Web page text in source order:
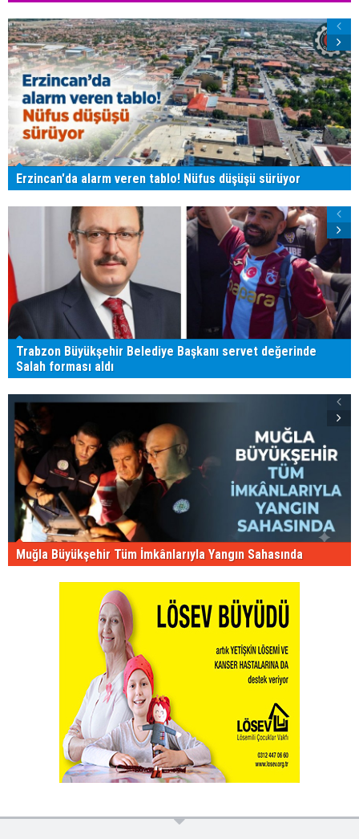
Erzincan'da alarm veren tablo! Nüfus düşüşü sürüyor
Trabzon Büyükşehir Belediye Başkanı servet değerinde
Salah forması aldı
Muğla Büyükşehir Tüm İmkânlarıyla Yangın Sahasında